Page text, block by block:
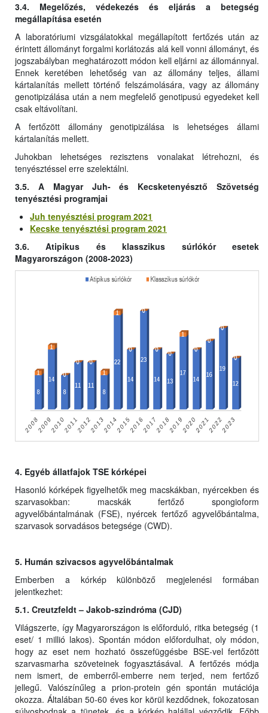
3.4. Megelőzés, védekezés és eljárás a betegség
megállapítása esetén
A laboratóriumi vizsgálatokkal megállapított fertőzés után az
érintett állományt forgalmi korlátozás alá kell vonni állományt, és
jogszabályban meghatározott módon kell eljárni az állománnyal.
Ennek keretében lehetőség van az állomány teljes, állami
kártalanítás mellett történő felszámolására, vagy az állomány
genotipizálása után a nem megfelelő genotipusú egyedeket kell
csak eltávolítani.
A fertőzött állomány genotipizálása is lehetséges állami
kártalanítás mellett.
Juhokban lehetséges rezisztens vonalakat létrehozni, és
tenyésztéssel erre szelektálni.
3.5. A Magyar Juh- és Kecsketenyésztő Szövetség
tenyésztési programjai
Juh tenyésztési program 2021
Kecske tenyésztési program 2021
3.6. Atipikus és klasszikus súrlókór esetek
Magyarországon (2008-2023)
4. Egyéb állatfajok TSE kórképei
Hasonló kórképek figyelhetők meg macskákban, nyércekben és
szarvasokban: macskák fertőző spongioform
agyvelőbántalmának (FSE), nyércek fertőző agyvelőbántalma,
szarvasok sorvadásos betegsége (CWD).
5. Humán szivacsos agyvelőbántalmak
Emberben a kórkép különböző megjelenési formában
jelentkezhet:
5.1. Creutzfeldt – Jakob-szindróma (CJD)
Világszerte, így Magyarországon is előforduló, ritka betegség (1
eset/ 1 millió lakos). Spontán módon előfordulhat, oly módon,
hogy az eset nem hozható összefüggésbe BSE-vel fertőzött
szarvasmarha szöveteinek fogyasztásával. A fertőzés módja
nem ismert, de emberről-emberre nem terjed, nem fertőző
jellegű. Valószínűleg a prion-protein gén spontán mutációja
okozza. Általában 50-60 éves kor körül kezdődnek, fokozatosan